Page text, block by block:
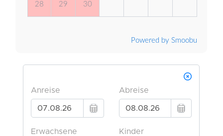
28 29 30
Powered by Smoobu